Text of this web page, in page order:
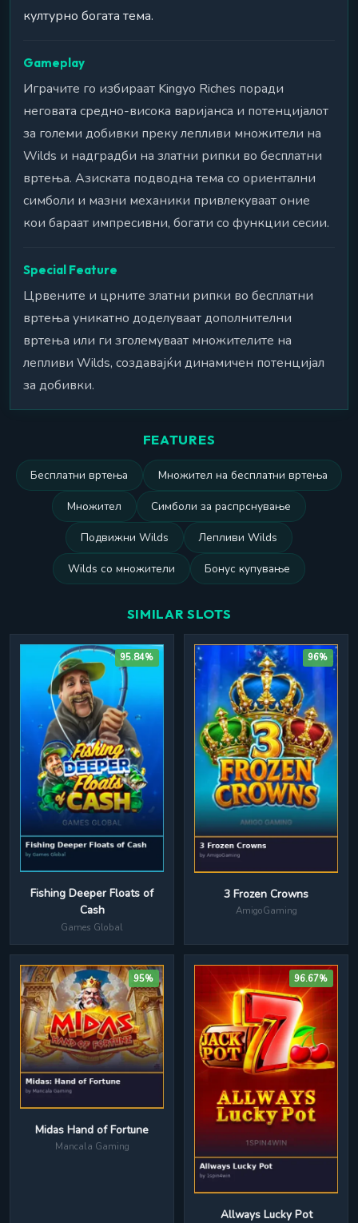
културно богата тема.
Gameplay
Играчите го избираат Kingyo Riches поради
неговата средно-висока варијанса и потенцијалот
за големи добивки преку лепливи множители на
Wilds и надградби на златни рипки во бесплатни
вртења. Азиската подводна тема со ориентални
симболи и мазни механики привлекуваат оние
кои бараат импресивни, богати со функции сесии.
Special Feature
Црвените и црните златни рипки во бесплатни
вртења уникатно доделуваат дополнителни
вртења или ги зголемуваат множителите на
лепливи Wilds, создавајќи динамичен потенцијал
за добивки.
FEATURES
Бесплатни вртења Множител на бесплатни вртења
Множител Симболи за распрснување
Подвижни Wilds Лепливи Wilds
Wilds со множители Бонус купување
SIMILAR SLOTS
95.84%
Fishing Deeper Floats of
Cash
Games Global
96%
3 Frozen Crowns
AmigoGaming
95%
Midas Hand of Fortune
Mancala Gaming
96.67%
Allways Lucky Pot